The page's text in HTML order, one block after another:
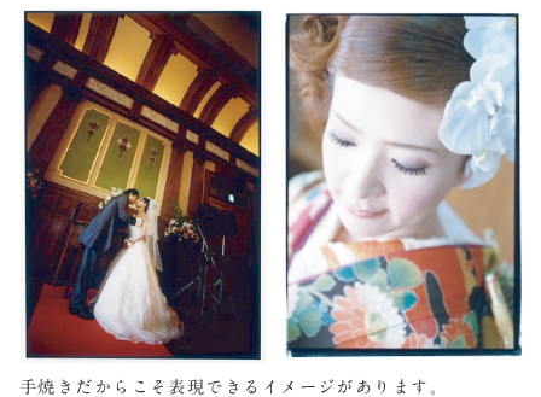
手焼きだからこそ表現できるイメージがあります。